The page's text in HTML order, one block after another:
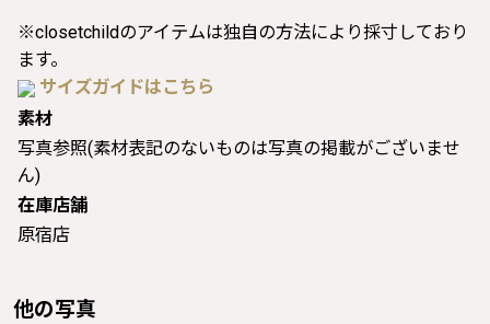
※closetchildのアイテムは独自の方法により採寸しており
ます。
サイズガイドはこちら
素材
写真参照(素材表記のないものは写真の掲載がございませ
ん)
在庫店舗
原宿店
他の写真